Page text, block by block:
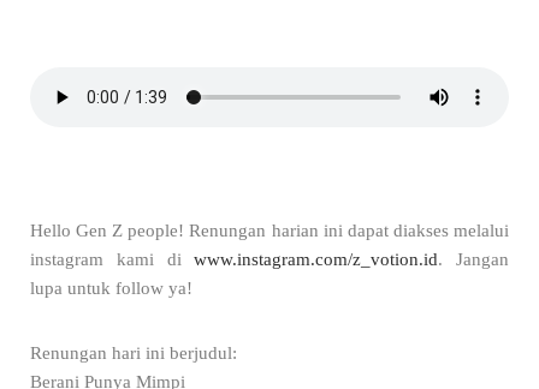
Hello Gen Z people! Renungan harian ini dapat diakses melalui
instagram kami diwww.instagram.com/z_votion.id. Jangan
lupa untuk follow ya!
Renungan hari ini berjudul:
Berani Punya Mimpi